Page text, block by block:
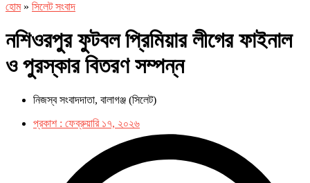
হোম» সিলেট সংবাদ
নশিওরপুর ফুটবল প্রিমিয়ার লীগের ফাইনাল
ও পুরস্কার বিতরণ সম্পন্ন
নিজস্ব সংবাদদাতা, বালাগঞ্জ (সিলেট)
প্রকাশ : ফেব্রুয়ারি ১৭, ২০২৬